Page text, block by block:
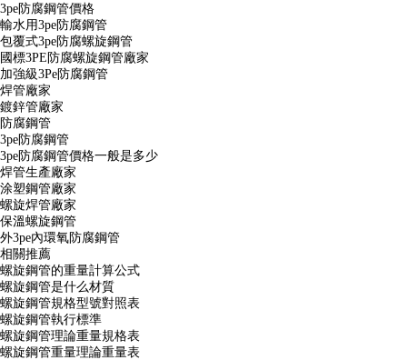
3pe防腐鋼管價格
輸水用3pe防腐鋼管
包覆式3pe防腐螺旋鋼管
國標3PE防腐螺旋鋼管廠家
加強級3Pe防腐鋼管
焊管廠家
鍍鋅管廠家
防腐鋼管
3pe防腐鋼管
3pe防腐鋼管價格一般是多少
焊管生產廠家
涂塑鋼管廠家
螺旋焊管廠家
保溫螺旋鋼管
外3pe內環氧防腐鋼管
相關推薦
螺旋鋼管的重量計算公式
螺旋鋼管是什么材質
螺旋鋼管規格型號對照表
螺旋鋼管執行標準
螺旋鋼管理論重量規格表
螺旋鋼管重量理論重量表